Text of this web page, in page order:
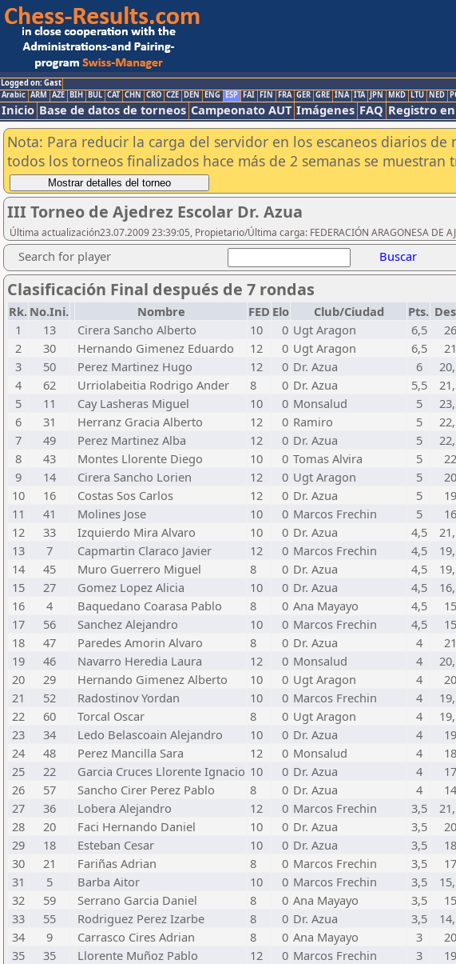
Logged on: Gast
Arabic ARM AZE BIH BUL CAT CHN CRO CZE DEN ENG ESP FAI FIN FRA GER GRE INA ITA JPN MKD LTU NED
Inicio Base de datos de torneos Campeonato AUT Imágenes FAQ Registro
Nota: Para reducir la carga del servidor en los escaneos diarios de
todos los torneos finalizados hace más de 2 semanas se
III Torneo de Ajedrez Escolar Dr. Azua
Última actualización23.07.2009 23:39:05, Propietario/Última carga: FEDERACIÓN ARAGONESA DE
Search for player Buscar
Clasificación Final después de 7 rondas
Rk. No.Ini. Nombre FED Elo Club/Ciudad Pts.
1
13 Cirera Sancho Alberto 10 0 Ugt Aragon 6,5 26
2
30 Hernando Gimenez Eduardo 12 0 Ugt Aragon 6,5 21
3
50 Perez Martinez Hugo 12 0 Dr. Azua 6
4
62 Urriolabeitia Rodrigo Ander 8 0 Dr. Azua 5,5
5
11 Cay Lasheras Miguel 10 0 Monsalud 5
6
31 Herranz Gracia Alberto 12 0 Ramiro 5
7
49 Perez Martinez Alba 12 0 Dr. Azua 5
8
43 Montes Llorente Diego 10 0 Tomas Alvira 5 22
9
14 Cirera Sancho Lorien 12 0 Ugt Aragon 5 20
10
16 Costas Sos Carlos 12 0 Dr. Azua 5 19
11
41 Molines Jose 10 0 Marcos Frechin 5 16
12
33 Izquierdo Mira Alvaro 10 0 Dr. Azua 4,5
13
7 Capmartin Claraco Javier 12 0 Marcos Frechin 4,5
14
45 Muro Guerrero Miguel 8 0 Dr. Azua 4,5
15
27 Gomez Lopez Alicia 10 0 Dr. Azua 4,5
16
4 Baquedano Coarasa Pablo 8 0 Ana Mayayo 4,5 15
17
56 Sanchez Alejandro 10 0 Marcos Frechin 4,5 15
18
47 Paredes Amorin Alvaro 8 0 Dr. Azua 4 21
19
46 Navarro Heredia Laura 12 0 Monsalud 4
20
29 Hernando Gimenez Alberto 10 0 Ugt Aragon 4 20
21
52 Radostinov Yordan 10 0 Marcos Frechin 4
22
60 Torcal Oscar 8 0 Ugt Aragon 4
23
34 Ledo Belascoain Alejandro 10 0 Dr. Azua 4 19
24
48 Perez Mancilla Sara 12 0 Monsalud 4 18
25
22 Garcia Cruces Llorente Ignacio 10 0 Dr. Azua 4 17
26
57 Sancho Cirer Perez Pablo 8 0 Dr. Azua 4 14
27
36 Lobera Alejandro 12 0 Marcos Frechin 3,5
28
20 Faci Hernando Daniel 10 0 Dr. Azua 3,5 20
29
18 Esteban Cesar 10 0 Dr. Azua 3,5 18
30
21 Fariñas Adrian 8 0 Marcos Frechin 3,5 17
31
5 Barba Aitor 10 0 Marcos Frechin 3,5
32
59 Serrano Garcia Daniel 8 0 Ana Mayayo 3,5 15
33
55 Rodriguez Perez Izarbe 8 0 Dr. Azua 3,5
34
9 Carrasco Cires Adrian 8 0 Ana Mayayo 3 20
35
35 Llorente Muñoz Pablo 12 0 Marcos Frechin 3 19